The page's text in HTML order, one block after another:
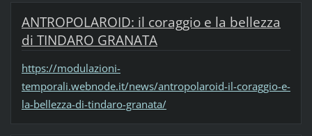
ANTROPOLAROID: il coraggio e la bellezza
di TINDARO GRANATA
https://modulazioni-
temporali.webnode.it/news/antropolaroid-il-coraggio-e-
la-bellezza-di-tindaro-granata/